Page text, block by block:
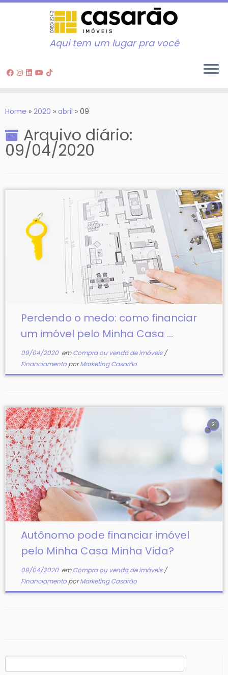
to
Aqui tem um lugar pra você
Home » 2020 » abril » 09
Arquivo diário:
09/04/2020
6
Perdendo o medo: como financiar
um imóvel pelo Minha Casa ...
09/04/2020emCompra ou venda de imóveis/
Financiamento porMarketing Casarão
2
Autônomo pode financiar imóvel
pelo Minha Casa Minha Vida?
09/04/2020emCompra ou venda de imóveis/
Financiamento porMarketing Casarão
por: